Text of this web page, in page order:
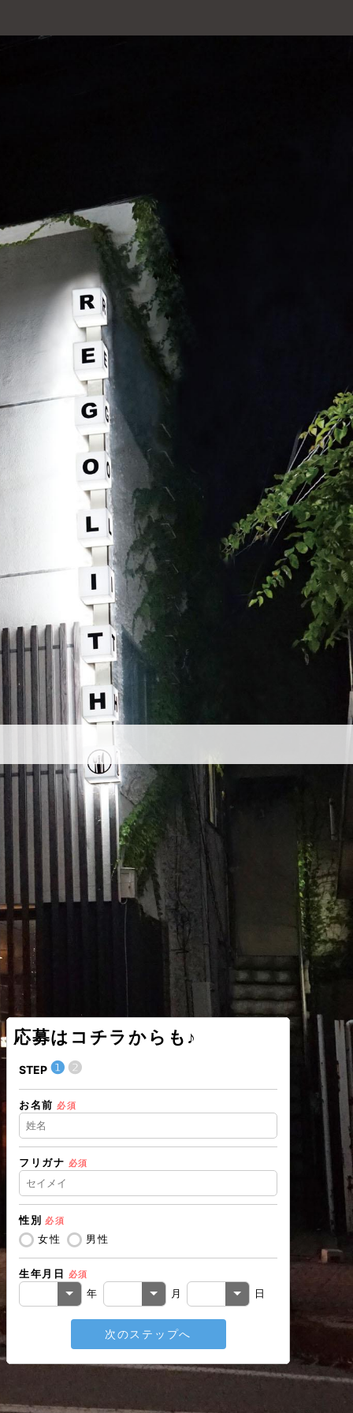
応募はコチラからも♪
STEP ❶❷
お名前 必須
フリガナ 必須
性別 必須
女性 男性
生年月日 必須
年 月 日
次のステップへ
❶ ❷
住所（都道
住所（市区
電話番号